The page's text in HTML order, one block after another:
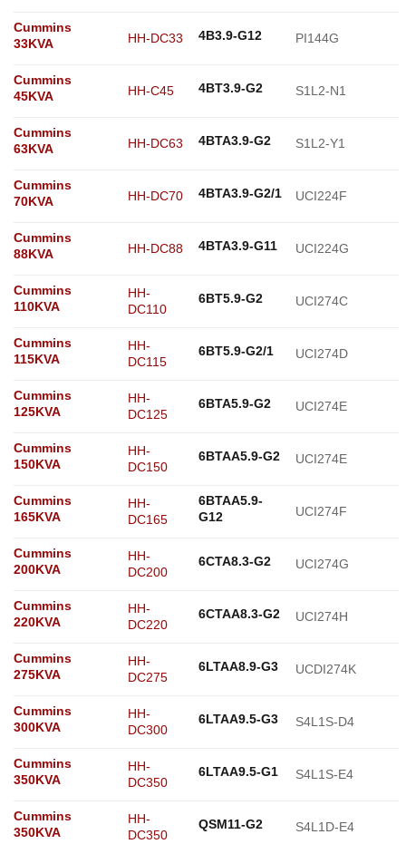
Cummins
33KVA
HH-DC33 4B3.9-G12 PI144G
Cummins
45KVA
HH-C45 4BT3.9-G2 S1L2-N1
Cummins
63KVA
HH-DC63 4BTA3.9-G2 S1L2-Y1
Cummins
70KVA
HH-DC70 4BTA3.9-G2/1 UCI224F
Cummins
88KVA
HH-DC88 4BTA3.9-G11 UCI224G
Cummins
110KVA
HH-
DC110
6BT5.9-G2 UCI274C
Cummins
115KVA
HH-
DC115
6BT5.9-G2/1 UCI274D
Cummins
125KVA
HH-
DC125
6BTA5.9-G2 UCI274E
Cummins
150KVA
HH-
DC150
6BTAA5.9-G2 UCI274E
Cummins
165KVA
HH-
DC165
6BTAA5.9-
G12
UCI274F
Cummins
200KVA
HH-
DC200
6CTA8.3-G2 UCI274G
Cummins
220KVA
HH-
DC220
6CTAA8.3-G2 UCI274H
Cummins
275KVA
HH-
DC275
6LTAA8.9-G3 UCDI274K
Cummins
300KVA
HH-
DC300
6LTAA9.5-G3 S4L1S-D4
Cummins
350KVA
HH-
DC350
6LTAA9.5-G1 S4L1S-E4
Cummins
350KVA
HH-
DC350
QSM11-G2 S4L1D-E4